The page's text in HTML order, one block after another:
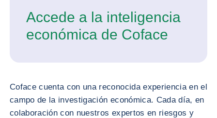
Accede a la inteligencia
económica de Coface
Coface cuenta con una reconocida experiencia en el
campo de la investigación económica. Cada día, en
colaboración con nuestros expertos en riesgos y